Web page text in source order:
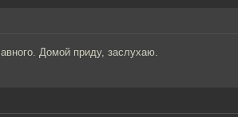
Домой приду, заслухаю.